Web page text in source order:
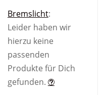
Bremslicht:
Leider haben wir
hierzu keine
passenden
Produkte für Dich
gefunden.